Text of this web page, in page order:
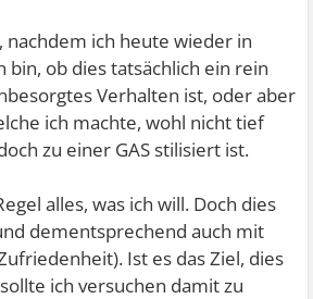
nachdem ich heute wieder in
bin, ob dies tatsächlich ein rein
Verhalten ist, oder aber
ich machte, wohl nicht tief
zu einer GAS stilisiert ist.
alles, was ich will. Doch dies
dementsprechend auch mit
Ist es das Ziel, dies
ich versuchen damit zu